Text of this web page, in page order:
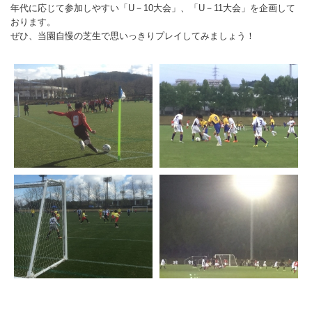
年代に応じて参加しやすい「U－10大会」、「U－11大会」を企画して
おります。
ぜひ、当園自慢の芝生で思いっきりプレイしてみましょう！